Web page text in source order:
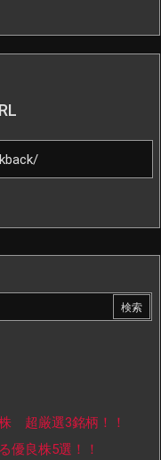
超厳選3銘柄！！
優良株5選！！